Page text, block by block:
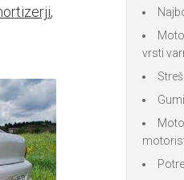
,
vrsti